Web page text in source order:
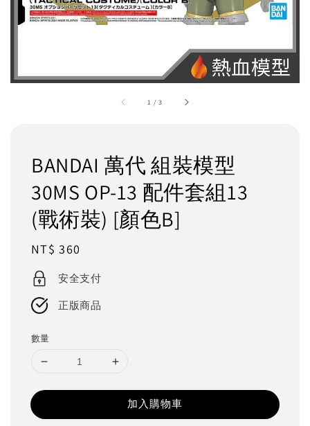
1 /3
BANDAI 萬代 組裝模型
30MS OP-13 配件套組13
(戰術裝) [顏色B]
Regular
price
NT$ 360
安全支付
正版商品
數量
加入購物車